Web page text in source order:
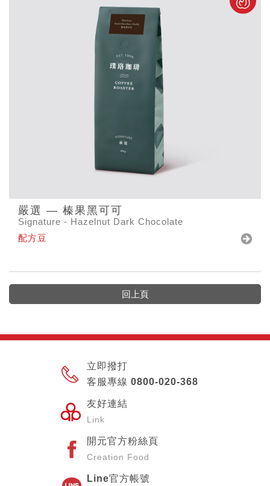
嚴選 — 榛果黑可可
Signature - Hazelnut Dark Chocolate
配方豆
回上頁
立即撥打
客服專線 0800-020-368
友好連結
Link
開元官方粉絲頁
Creation Food
Line官方帳號